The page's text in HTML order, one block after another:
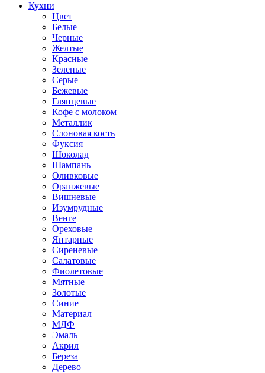
Кухни
Цвет
Белые
Черные
Желтые
Красные
Зеленые
Серые
Бежевые
Глянцевые
Кофе с молоком
Металлик
Слоновая кость
Фуксия
Шоколад
Шампань
Оливковые
Оранжевые
Вишневые
Изумрудные
Венге
Ореховые
Янтарные
Сиреневые
Салатовые
Фиолетовые
Мятные
Золотые
Синие
Материал
МДФ
Эмаль
Акрил
Береза
Дерево